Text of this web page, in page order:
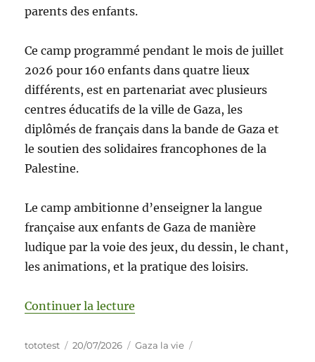
parents des enfants.
Ce camp programmé pendant le mois de juillet
2026 pour 160 enfants dans quatre lieux
différents, est en partenariat avec plusieurs
centres éducatifs de la ville de Gaza, les
diplômés de français dans la bande de Gaza et
le soutien des solidaires francophones de la
Palestine.
Le camp ambitionne d’enseigner la langue
française aux enfants de Gaza de manière
ludique par la voie des jeux, du dessin, le chant,
les animations, et la pratique des loisirs.
Continuer la lecture
tototest 20/07/2026 Gaza la vie